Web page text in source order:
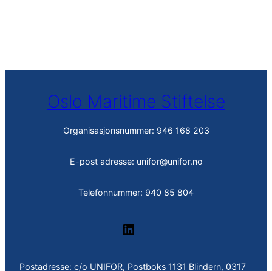
Oslo Maritime Stiftelse
Organisasjonsnummer: 946 168 203
E-post adresse: unifor@unifor.no
Telefonnummer: 940 85 804
LinkedIn
Postadresse: c/o UNIFOR, Postboks 1131 Blindern, 0317